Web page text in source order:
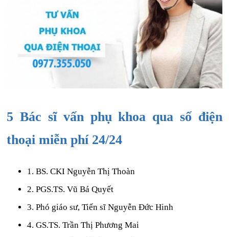
5 Bác sĩ vấn phụ khoa qua số điện
thoại miễn phí 24/24
1. BS. CKI Nguyễn Thị Thoàn
2. PGS.TS. Vũ Bá Quyết
3. Phó giáo sư, Tiến sĩ Nguyễn Đức Hinh
4. GS.TS. Trần Thị Phương Mai